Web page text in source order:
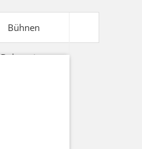
Bühnen
Dekoration